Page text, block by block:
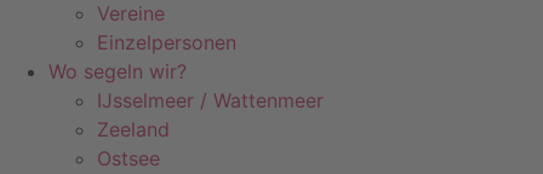
Vereine
Einzelpersonen
Wo segeln wir?
IJsselmeer / Wattenmeer
Zeeland
Ostsee